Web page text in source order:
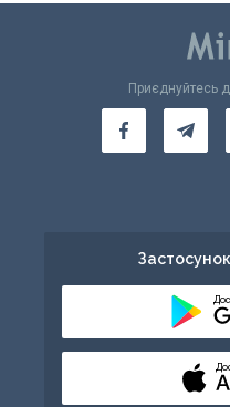
Приєднуйтесь